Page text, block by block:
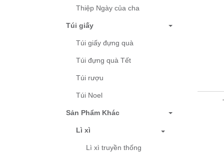
Thiệp Ngày của cha
Túi giấy
Túi giấy đựng quà
Túi đựng quà Tết
Túi rượu
Túi Noel
Sản Phẩm Khác
Lì xì
Lì xì truyền thống